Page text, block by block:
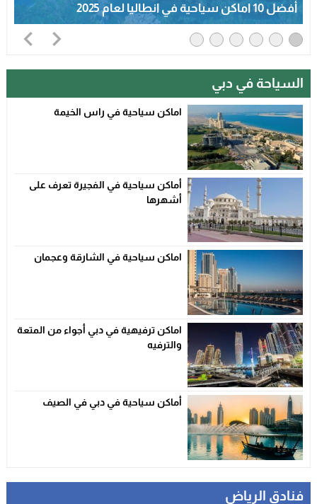
أفضل 10 اماكن سياحية في انطاليا لعام 2025
السياحة في دبي
اماكن سياحية في راس الخيمة
أماكن سياحية في الفجيرة تعرف على
أشهرها
اماكن سياحية في الشارقة وعجمان
اماكن ترفيهية في دبي أجواء من المتعة
والترفيه
أماكن سياحية في دبي في الصيف
فنادق الرياض